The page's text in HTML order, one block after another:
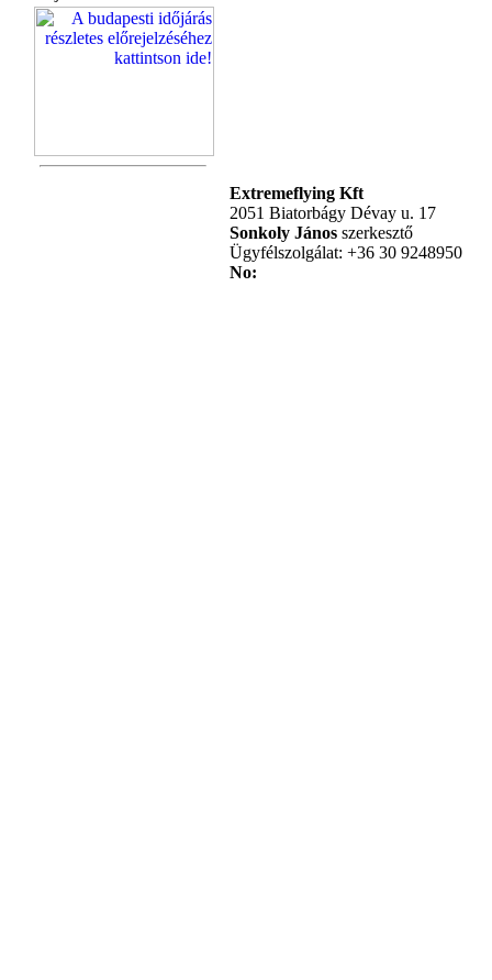
Extremeflying Kft
2051 Biatorbágy Dévay u. 17
Sonkoly János szerkesztő
Ügyfélszolgálat: +36 30 9248950
No: